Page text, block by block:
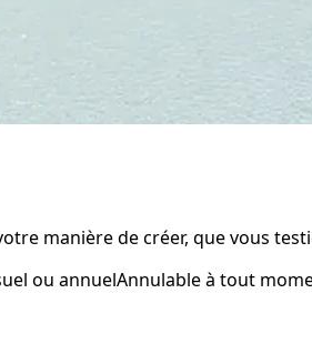
manière de créer, que vous
ou annuelAnnulable à tout